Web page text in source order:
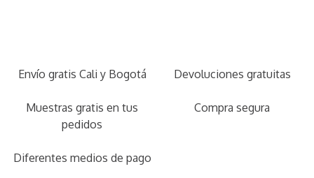
Envío gratis Cali y Bogotá Devoluciones gratuitas
Muestras gratis en tus
pedidos
Compra segura
Diferentes medios de pago